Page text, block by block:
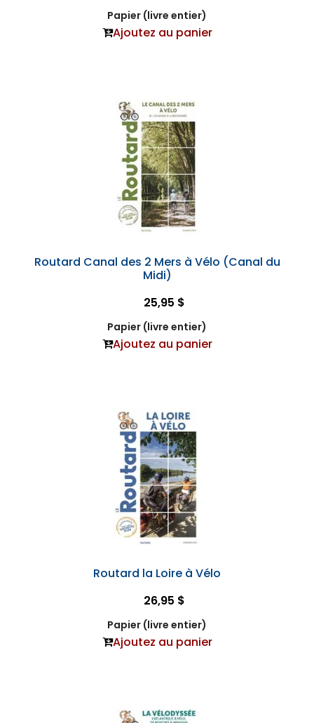
Papier (livre entier)
Ajoutez au panier
Routard Canal des 2 Mers à Vélo (Canal du
Midi)
25,95 $
Papier (livre entier)
Ajoutez au panier
Routard la Loire à Vélo
26,95 $
Papier (livre entier)
Ajoutez au panier